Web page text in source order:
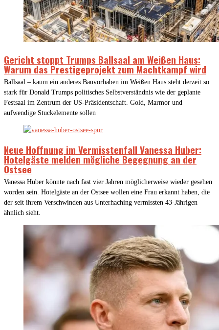
Gericht stoppt Trumps Ballsaal am Weißen Haus:
Warum das Prestigeprojekt zum Machtkampf wird
Ballsaal – kaum ein anderes Bauvorhaben im Weißen Haus steht derzeit so
stark für Donald Trumps politisches Selbstverständnis wie der geplante
Festsaal im Zentrum der US-Präsidentschaft. Gold, Marmor und
aufwendige Stuckelemente sollen
Neue Hoffnung im Vermisstenfall Vanessa Huber:
Hotelgäste melden mögliche Begegnung an der
Ostsee
Vanessa Huber könnte nach fast vier Jahren möglicherweise wieder gesehen
worden sein. Hotelgäste an der Ostsee wollen eine Frau erkannt haben, die
der seit ihrem Verschwinden aus Unterhaching vermissten 43-Jährigen
ähnlich sieht.